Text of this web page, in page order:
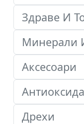
Здраве И
Минерали
Аксесоари
Дрехи